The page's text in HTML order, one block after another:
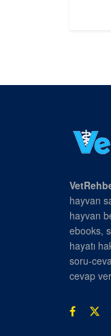
hayvan
hayvan
ebooks,
hayatı
soru-
cevap